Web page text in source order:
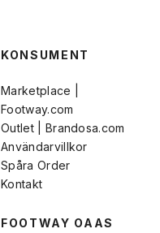
KONSUMENT
Marketplace |
Footway.com
Outlet | Brandosa.com
Användarvillkor
Spåra Order
Kontakt
FOOTWAY OAAS